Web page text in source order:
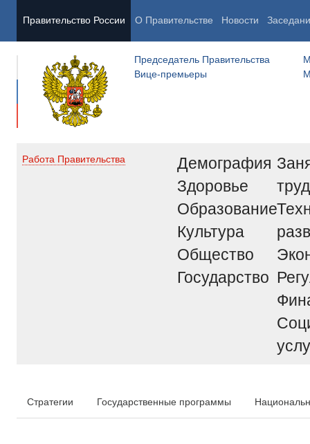
Правительство России О Правительстве Новости
Председатель Правительства
Вице-премьеры
Работа Правительства
Демография
Здоровье
Образование
Культура
Общество
Государство
труд
Стратегии Государственные программы